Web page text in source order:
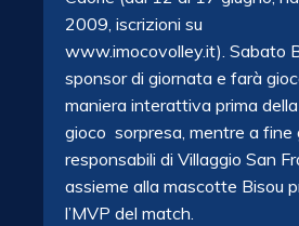
2009, iscrizioni su
www.imocovolley.it). Sabato
sponsor di giornata e farà
maniera interattiva prima
gioco sorpresa, mentre a fine
responsabili di Villaggio San
assieme alla mascotte Bisou
l’MVP del match.